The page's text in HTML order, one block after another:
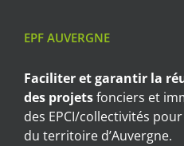
EPF AUVERGNE
Faciliter et garantir la
des projetsfonciers et
des EPCI/collectivités
du territoire d’Auvergne.